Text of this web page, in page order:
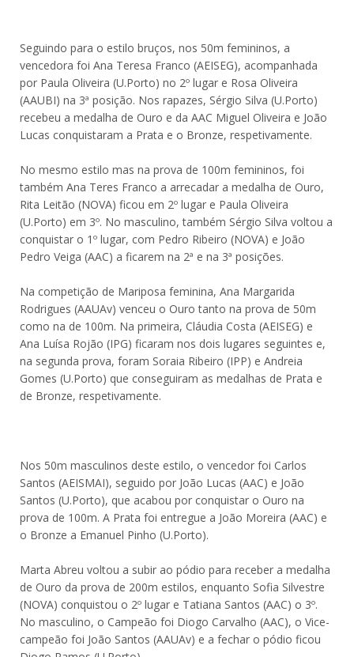
Seguindo para o estilo bruços, nos 50m femininos, a
vencedora foi Ana Teresa Franco (AEISEG), acompanhada
por Paula Oliveira (U.Porto) no 2º lugar e Rosa Oliveira
(AAUBI) na 3ª posição. Nos rapazes, Sérgio Silva (U.Porto)
recebeu a medalha de Ouro e da AAC Miguel Oliveira e João
Lucas conquistaram a Prata e o Bronze, respetivamente.
No mesmo estilo mas na prova de 100m femininos, foi
também Ana Teres Franco a arrecadar a medalha de Ouro,
Rita Leitão (NOVA) ficou em 2º lugar e Paula Oliveira
(U.Porto) em 3º. No masculino, também Sérgio Silva voltou a
conquistar o 1º lugar, com Pedro Ribeiro (NOVA) e João
Pedro Veiga (AAC) a ficarem na 2ª e na 3ª posições.
Na competição de Mariposa feminina, Ana Margarida
Rodrigues (AAUAv) venceu o Ouro tanto na prova de 50m
como na de 100m. Na primeira, Cláudia Costa (AEISEG) e
Ana Luísa Rojão (IPG) ficaram nos dois lugares seguintes e,
na segunda prova, foram Soraia Ribeiro (IPP) e Andreia
Gomes (U.Porto) que conseguiram as medalhas de Prata e
de Bronze, respetivamente.
Nos 50m masculinos deste estilo, o vencedor foi Carlos
Santos (AEISMAI), seguido por João Lucas (AAC) e João
Santos (U.Porto), que acabou por conquistar o Ouro na
prova de 100m. A Prata foi entregue a João Moreira (AAC) e
o Bronze a Emanuel Pinho (U.Porto).
Marta Abreu voltou a subir ao pódio para receber a medalha
de Ouro da prova de 200m estilos, enquanto Sofia Silvestre
(NOVA) conquistou o 2º lugar e Tatiana Santos (AAC) o 3º.
No masculino, o Campeão foi Diogo Carvalho (AAC), o Vice-
campeão foi João Santos (AAUAv) e a fechar o pódio ficou